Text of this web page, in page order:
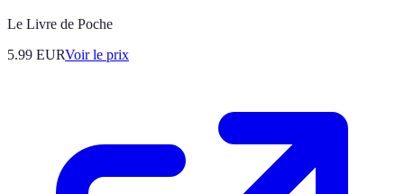
Le Livre de Poche
5.99 EURVoir le prix